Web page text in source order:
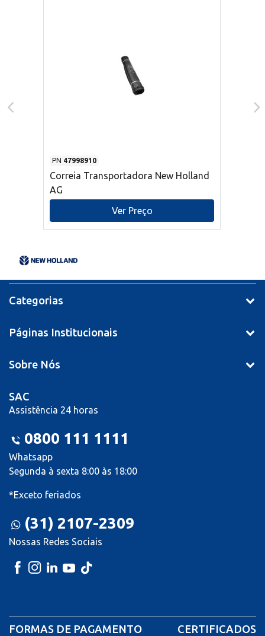
PN 47998910
Correia Transportadora New Holland
AG
Ver Preço
Categorias
Páginas Institucionais
Sobre Nós
SAC
Assistência 24 horas
0800 111 1111
Whatsapp
Segunda à sexta 8:00 às 18:00
*Exceto feriados
(31) 2107-2309
Nossas Redes Sociais
FORMAS DE PAGAMENTO CERTIFICADOS